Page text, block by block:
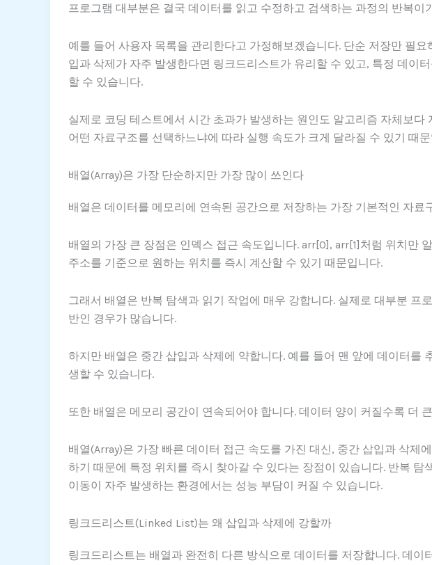
프로그램 대부분은 결국 데이터를 읽고 수정하고 검색하는 과정의 반복이
예를 들어 사용자 목록을 관리한다고 가정해보겠습니다. 단순 저장만 필
입과 삭제가 자주 발생한다면 링크드리스트가 유리할 수 있고, 특정 데이
할 수 있습니다.
실제로 코딩 테스트에서 시간 초과가 발생하는 원인도 알고리즘 자체보다
어떤 자료구조를 선택하느냐에 따라 실행 속도가 크게 달라질 수 있기 때
배열(Array)은 가장 단순하지만 가장 많이 쓰인다
배열은 데이터를 메모리에 연속된 공간으로 저장하는 가장 기본적인 자료
배열의 가장 큰 장점은 인덱스 접근 속도입니다. arr[0], arr[1]처럼 위치만
주소를 기준으로 원하는 위치를 즉시 계산할 수 있기 때문입니다.
그래서 배열은 반복 탐색과 읽기 작업에 매우 강합니다. 실제로 대부분 프
반인 경우가 많습니다.
하지만 배열은 중간 삽입과 삭제에 약합니다. 예를 들어 맨 앞에 데이터를
생할 수 있습니다.
또한 배열은 메모리 공간이 연속되어야 합니다. 데이터 양이 커질수록 더
배열(Array)은 가장 빠른 데이터 접근 속도를 가진 대신, 중간 삽입과 삭제
하기 때문에 특정 위치를 즉시 찾아갈 수 있다는 장점이 있습니다. 반복
이동이 자주 발생하는 환경에서는 성능 부담이 커질 수 있습니다.
링크드리스트(Linked List)는 왜 삽입과 삭제에 강할까
링크드리스트는 배열과 완전히 다른 방식으로 데이터를 저장합니다. 데